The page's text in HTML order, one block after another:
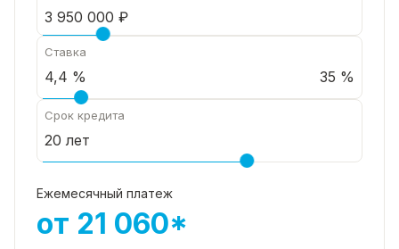
уютная
прогулочная
зона
идеально
отдыха,
спорта
Ставка
35 %
Срок кредита
Ежемесячный платеж
от 21 060*